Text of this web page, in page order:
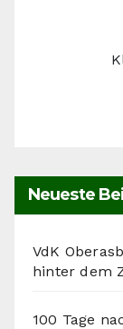
Neueste
VdK
hinter dem
100 Tage